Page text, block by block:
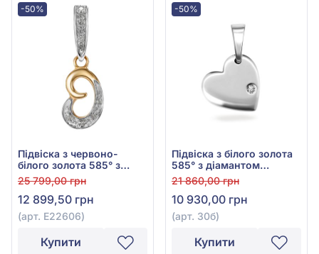
-50%
Підвіска з червоно-
білого золота 585° з
діамантом 0,06ct, арт.
E22606
25 799,00 грн
12 899,50 грн
(арт. E22606)
Купити
-50%
Підвіска з білого золота
585° з діамантом
0,003ct, арт. 30б
21 860,00 грн
10 930,00 грн
(арт. 30б)
Купити